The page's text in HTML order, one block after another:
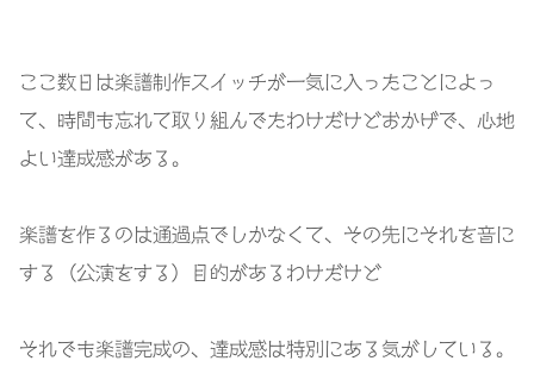
ここ数日は楽譜制作スイッチが一気に入ったことによっ
て、時間も忘れて取り組んでたわけだけどおかげで、心地
よい達成感がある。
楽譜を作るのは通過点でしかなくて、その先にそれを音に
する（公演をする）目的があるわけだけど
それでも楽譜完成の、達成感は特別にある気がしている。